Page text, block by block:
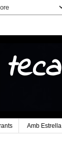
Amb Estrella